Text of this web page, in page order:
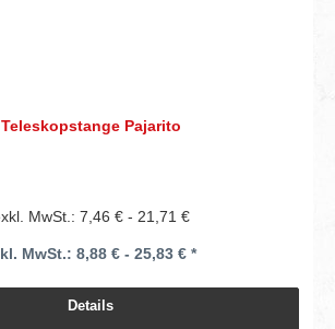
Teleskopstange Pajarito
MwSt.: 7,46 € - 21,71 €
MwSt.: 8,88 € - 25,83 € *
Details